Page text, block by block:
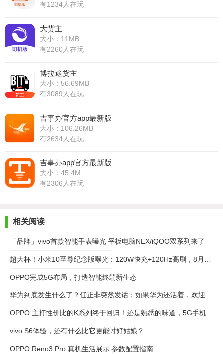
有1234人在玩
大货主
大小：11MB
有2260人在玩
博拉途货主
大小：56.69MB
有3089人在玩
吉事办官方app最新版
大小：106.26MB
有2634人在玩
吉事办app官方最新版
大小：45.4M
有2306人在玩
相关阅读
「品牌」vivo首款智能手表曝光 平板电脑NEX/iQOO双系列来了
OPPO完成5G布局，打造智能终端新生态
vivo S6体验，还有什么比它更能讨好姑娘？
OPPO Reno3 Pro 真机生活展示 参数配置指南